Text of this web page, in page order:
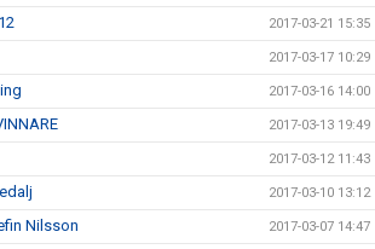
2017-03-21 15:35
2017-03-17 10:29
2017-03-16 14:00
2017-03-13 19:49
2017-03-12 11:43
2017-03-10 13:12
Nilsson 2017-03-07 14:47